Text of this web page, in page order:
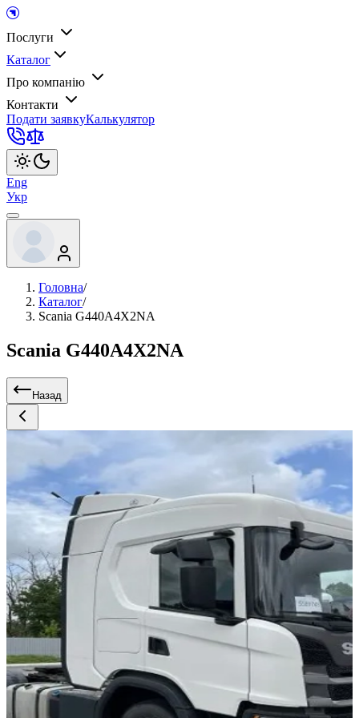
Послуги
Каталог
Про компанію
Контакти
Подати заявкуКалькулятор
Eng
Укр
Головна/
Каталог/
Scania G440A4X2NA
Scania G440A4X2NA
Назад